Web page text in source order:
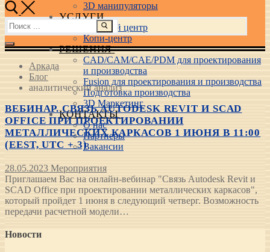
3D манипуляторы
УСЛУГИ
Учебный центр
Копи-центр
РЕШЕНИЯ
CAD/CAM/CAE/PDM для проектирования
и производства
Fusion для проектирования и производства
Подготовка производства
3D Маркетинг
КОНТАКТЫ
О нас
Партнеры
Вакансии
Найти:
Аркада
Блог
аналитический анализ
ВЕБИНАР. СВЯЗЬ AUTODESK REVIT И SCAD
OFFICE ПРИ ПРОЕКТИРОВАНИИ
МЕТАЛЛИЧЕСКИХ КАРКАСОВ 1 ИЮНЯ В 11:00
(EEST, UTC + 3)
28.05.2023 Мероприятия
Приглашаем Вас на онлайн-вебинар "Связь Autodesk Revit и
SCAD Office при проектировании металлических каркасов",
который пройдет 1 июня в следующий четверг. Возможность
передачи расчетной модели…
Новости